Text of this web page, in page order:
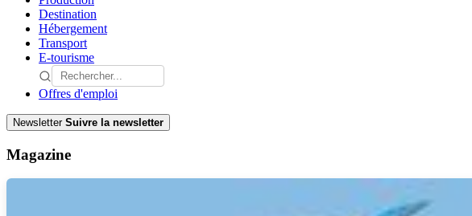
Destination
Hébergement
Transport
E-tourisme
Offres d'emploi
Newsletter Suivre la newsletter
Magazine